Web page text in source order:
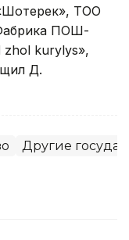
ТОО
ПОШ-
zhol kurylys»,
Д.
Другие